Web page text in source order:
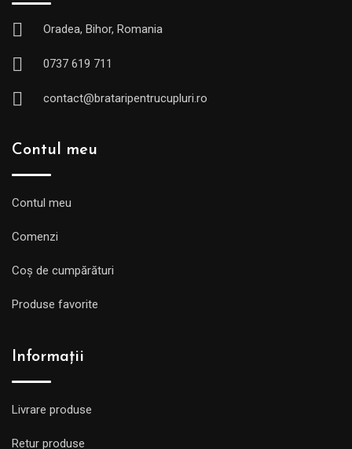
Oradea, Bihor, Romania
0737 619 711
contact@brataripentrucupluri.ro
Contul meu
Contul meu
Comenzi
Coș de cumpărături
Produse favorite
Informații
Livrare produse
Retur produse